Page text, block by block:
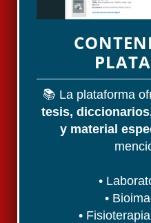
📚 La plataforma
tesis,
y material
•
•
•